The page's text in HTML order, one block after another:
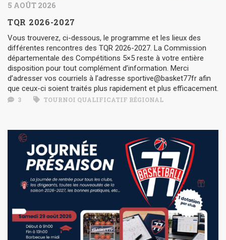
5 AOÛT 2026
TQR 2026-2027
Vous trouverez, ci-dessous, le programme et les lieux des
différentes rencontres des TQR 2026-2027. La Commission
départementale des Compétitions 5×5 reste à votre entière
disposition pour tout complément d’information. Merci
d’adresser vos courriels à l’adresse sportive@basket77fr afin
que ceux-ci soient traités plus rapidement et plus efficacement.
3 TOURNOI QUALIFICATIF RÉGIONAL